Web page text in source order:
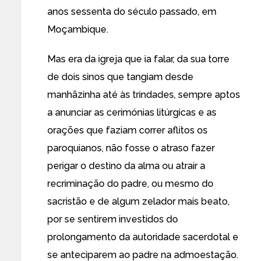
anos sessenta do século passado, em
Moçambique.
Mas era da igreja que ia falar, da sua torre
de dois sinos que tangiam desde
manhãzinha até às trindades, sempre aptos
a anunciar as cerimónias litúrgicas e as
orações que faziam correr aflitos os
paroquianos, não fosse o atraso fazer
perigar o destino da alma ou atrair a
recriminação do padre, ou mesmo do
sacristão e de algum zelador mais beato,
por se sentirem investidos do
prolongamento da autoridade sacerdotal e
se anteciparem ao padre na admoestação.